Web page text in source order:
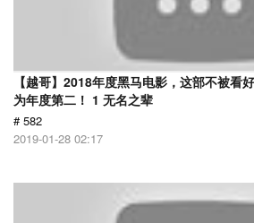
【越哥】2018年度黑马电影，这部不被看
为年度第二！ 1 无名之辈
# 582
2019-01-28 02:17